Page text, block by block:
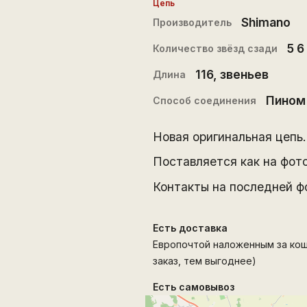
Цепь
Производитель Shimano
Количество звёзд сзади 5 6
Длина 116, звеньев
Способ соединения Пином
Новая оригинальная
Поставляется как на
Контакты на последней
Есть доставка
Европочтой наложенным за
заказ, тем выгоднее)
Есть самовывоз